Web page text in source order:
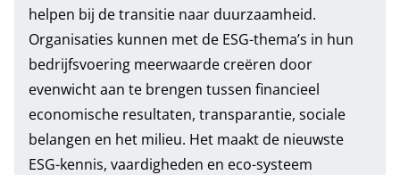
helpen bij de transitie naar duurzaamheid.
Organisaties kunnen met de ESG-thema’s in hun
bedrijfsvoering meerwaarde creëren door
evenwicht aan te brengen tussen financieel
economische resultaten, transparantie, sociale
belangen en het milieu. Het maakt de nieuwste
ESG-kennis, vaardigheden en eco-systeem